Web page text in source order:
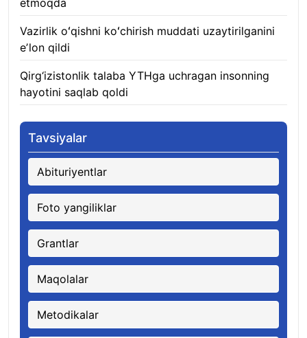
etmoqda
Vazirlik oʻqishni koʻchirish muddati uzaytirilganini
eʼlon qildi
Qirg‘izistonlik talaba YTHga uchragan insonning
hayotini saqlab qoldi
Tavsiyalar
Abituriyentlar
Foto yangiliklar
Grantlar
Maqolalar
Metodikalar